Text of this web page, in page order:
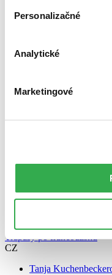
Personalizačné
Analytické
Marketingové
Trapasy po francouzsku
CZ
Tanja